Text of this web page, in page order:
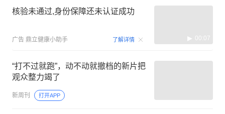
核验未通过,身份保障还未认证成功
广告 鼎立健康小助手 了解详情 00:07
“打不过就跑”，动不动就撤档的新片把
观众整力竭了
新周刊 打开APP